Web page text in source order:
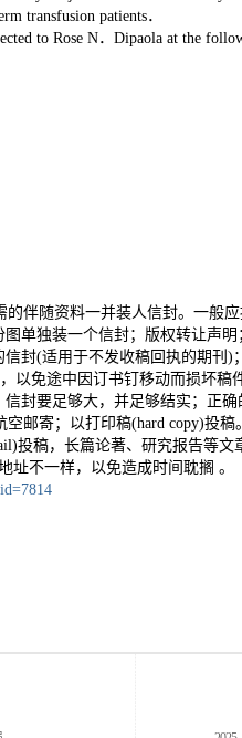
transfusion patients．
to Rose N．Dipaola at the
伴随资料一并装人信封。一般
单独装一个信封；版权转让声
封(适用于不发收稿回执的期刊)
免途中因订书钉移动而损坏稿
封要足够大，并足够结实；正
邮寄；以打印稿(hard copy)投
投稿，长篇论著、研究报告等
址不一样，以免造成时间耽搁 。